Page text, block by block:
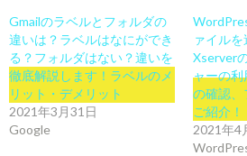
Gmailのラベルとフォルダの
違いは？ラベルはなにができ
る？フォルダはない？違いを
徹底解説します！ラベルのメ
リット・デメリット
2021年3月31日
Google
ァイルを
Xserver
ャーの利
の確認、
ご紹介！
2021年4